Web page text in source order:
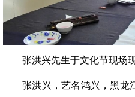
张洪兴先生于文化节现场
张洪兴，艺名鸿兴，黑龙